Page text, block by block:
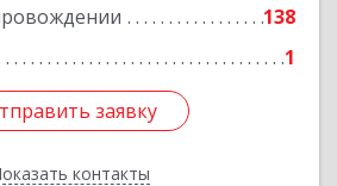
138
1
заявку
контакты
заявку
Назад